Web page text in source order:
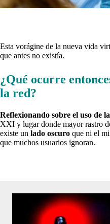
Esta vorágine de la nueva vida
que antes no existía.
¿Qué ocurre
la red?
Reflexionando sobre el uso de
XXI y lugar donde mayor rastro d
existe un lado oscuro que ni el
que muchos usuarios ignoran.